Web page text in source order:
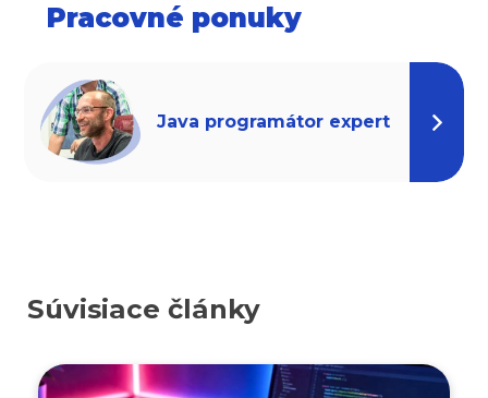
Pracovné ponuky
Java programátor expert
Súvisiace články